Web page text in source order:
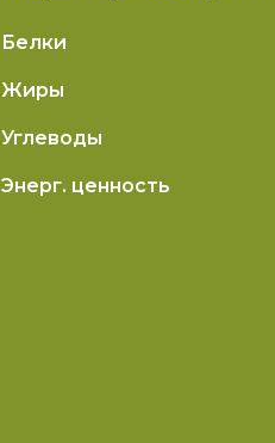
Белки
Жиры
Углеводы
Энерг. ценность